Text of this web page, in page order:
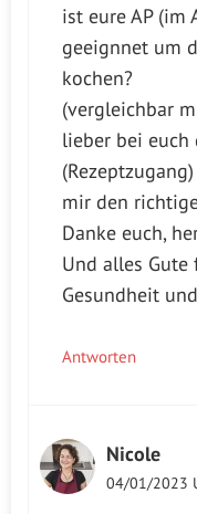
ist eure AP (im
geeignnet um
kochen?
(vergleichbar
lieber bei euch
mir den
Danke euch,
Und alles Gute
Gesundheit
Antworten
Nicole
04/01/2023